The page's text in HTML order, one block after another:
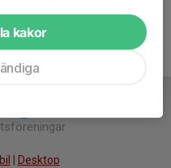
Desktop
kakor